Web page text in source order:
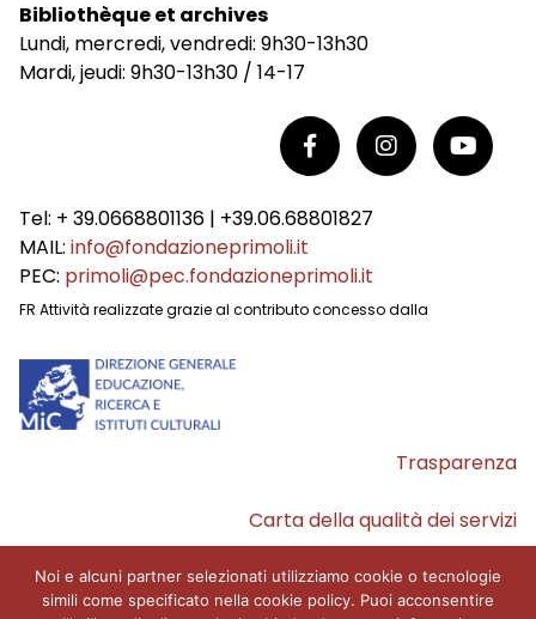
Bibliothèque et archives
Lundi, mercredi, vendredi: 9h30-13h30
Mardi, jeudi: 9h30-13h30 / 14-17
Tel: + 39.0668801136 | +39.06.68801827
MAIL: info@fondazioneprimoli.it
PEC: primoli@pec.fondazioneprimoli.it
FR Attività realizzate grazie al contributo concesso dalla
Trasparenza
Carta della qualità dei servizi
Accessibilità
Noi e alcuni partner selezionati utilizziamo cookie o tecnologie
simili come specificato nella cookie policy. Puoi acconsentire